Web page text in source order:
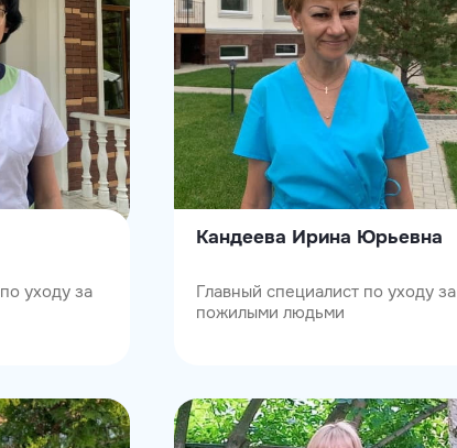
уходу за
Кандеева Ирина Юрьевна
Главный специалист по уходу за
пожилыми людьми